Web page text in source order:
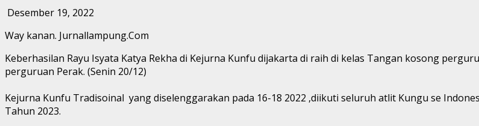
Desember 19, 2022
Way kanan. Jurnallampung.Com
Keberhasilan Rayu Isyata Katya Rekha di Kejurna Kunfu dijakarta di raih di kelas Tangan kosong
perguruan Perak. (Senin 20/12)
Kejurna Kunfu Tradisoinal yang diselenggarakan pada 16-18 2022 ,diikuti seluruh atlit Kungu se
Tahun 2023.